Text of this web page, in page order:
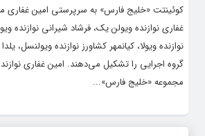
کوئینتت «خلیج فارس» به سرپرستی امین غفاری
غفاری نوازنده ویولن یک، فرشاد شیرانی نوازنده
نوازنده ویولا، کیانمهر کشاورز نوازنده ویولنسل،
گروه اجرایی را تشکیل می‌دهند. امین غفاری
مجموعه «خلیج فارس»...